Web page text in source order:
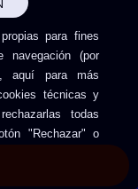
para fines
navegación (por
, aquí para más
técnicas y
todas
"Rechazar" o